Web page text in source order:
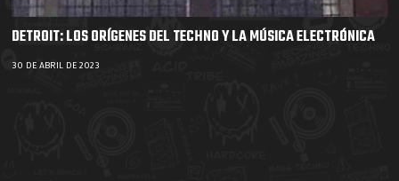
DETROIT: LOS ORÍGENES DEL TECHNO Y LA MÚSICA ELECTRÓNICA
30 DE ABRIL DE 2023